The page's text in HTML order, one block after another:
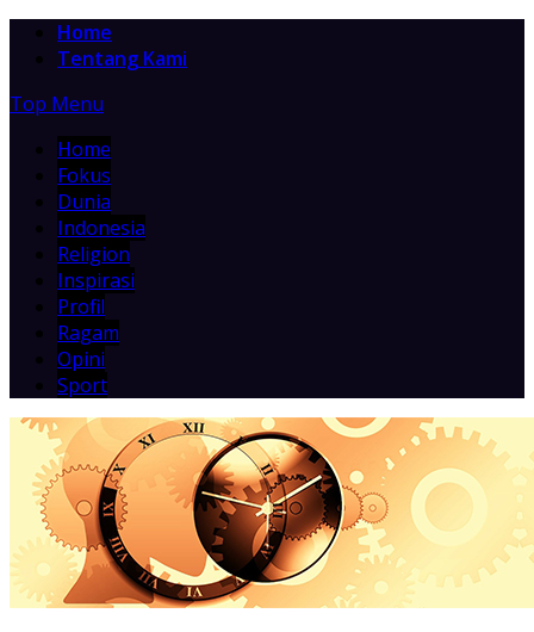
Home
Tentang Kami
Top Menu
Home
Fokus
Dunia
Indonesia
Religion
Inspirasi
Profil
Ragam
Opini
Sport